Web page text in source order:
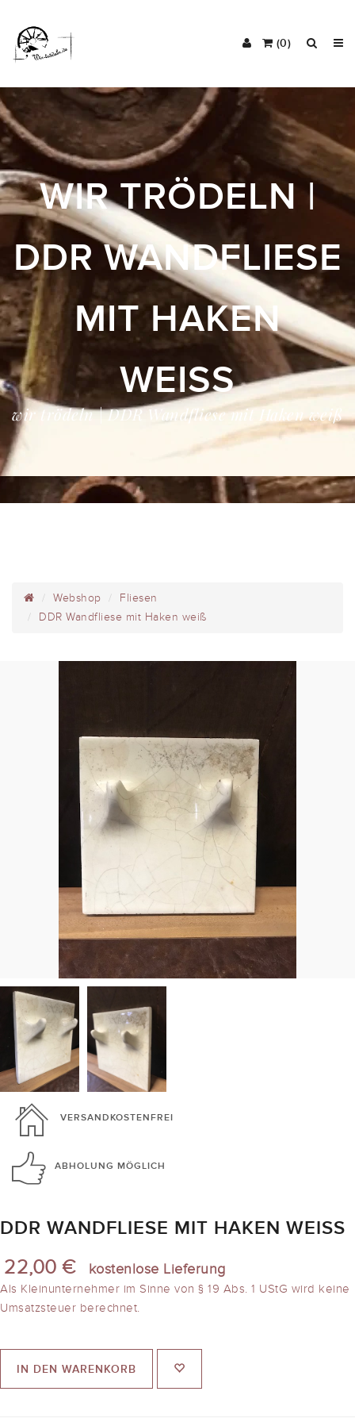
(0)
WIR TRÖDELN |
DDR WANDFLIESE
MIT HAKEN
WEISS
wir trödeln | DDR Wandfliese mit Haken weiß
Webshop
Fliesen
DDR Wandfliese mit Haken weiß
VERSANDKOSTENFREI
ABHOLUNG MÖGLICH
DDR WANDFLIESE MIT HAKEN WEISS
22,00 € kostenlose Lieferung
Als Kleinunternehmer im Sinne von § 19 Abs. 1 UStG wird keine
Umsatzsteuer berechnet.
IN DEN WARENKORB